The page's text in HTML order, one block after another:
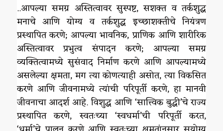
..आपल्या समग्र अस्तित्वावर सुस्पष्ट, सशक्त व तर्कशुद्ध
मनाचे आणि योग्य व तर्कशुद्ध इच्छाशक्तीचे नियंत्रण
प्रस्थापित करणे; आपल्या भावनिक, प्राणिक आणि शारीरिक
अस्तित्वावर प्रभुत्व संपादन करणे; आपल्या समग्र
व्यक्तित्वामध्ये सुसंवाद निर्माण करणे आणि आपल्यामध्ये
असलेल्या क्षमता, मग त्या कोणत्याही असोत, त्या विकसित
करणे आणि जीवनामध्ये त्यांची परिपूर्ती करणे, हा मानवी
जीवनाचा आदर्श आहे. विशुद्ध आणि ‘सात्त्विक बुद्धी’चे राज्य
प्रस्थापित करणे, स्वतःच्या ‘स्वधर्मा’ची परिपूर्ती करत,